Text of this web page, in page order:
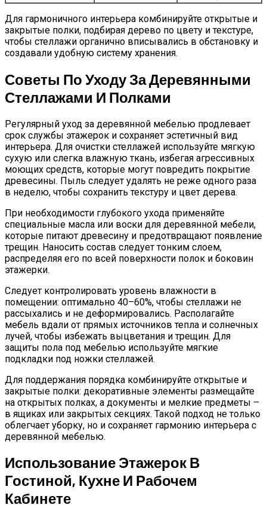
Для гармоничного интерьера комбинируйте открытые и
закрытые полки, подбирая дерево по цвету и текстуре,
чтобы стеллажи органично вписывались в обстановку и
создавали удобную систему хранения.
Советы По Уходу За Деревянными
Стеллажами И Полками
Регулярный уход за деревянной мебелью продлевает
срок службы этажерок и сохраняет эстетичный вид
интерьера. Для очистки стеллажей используйте мягкую
сухую или слегка влажную ткань, избегая агрессивных
моющих средств, которые могут повредить покрытие
древесины. Пыль следует удалять не реже одного раза
в неделю, чтобы сохранить текстуру и цвет дерева.
При необходимости глубокого ухода применяйте
специальные масла или воски для деревянной мебели,
которые питают древесину и предотвращают появление
трещин. Наносить состав следует тонким слоем,
распределяя его по всей поверхности полок и боковин
этажерки.
Следует контролировать уровень влажности в
помещении: оптимально 40–60%, чтобы стеллажи не
рассыхались и не деформировались. Располагайте
мебель вдали от прямых источников тепла и солнечных
лучей, чтобы избежать выцветания и трещин. Для
защиты пола под мебелью используйте мягкие
подкладки под ножки стеллажей.
Для поддержания порядка комбинируйте открытые и
закрытые полки: декоративные элементы размещайте
на открытых полках, а документы и мелкие предметы –
в ящиках или закрытых секциях. Такой подход не только
облегчает уборку, но и сохраняет гармонию интерьера с
деревянной мебелью.
Использование Этажерок В
Гостиной, Кухне И Рабочем
Кабинете